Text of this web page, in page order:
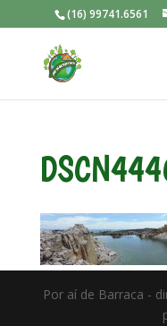
(16) 99741.6561
Por aí de Barraca -